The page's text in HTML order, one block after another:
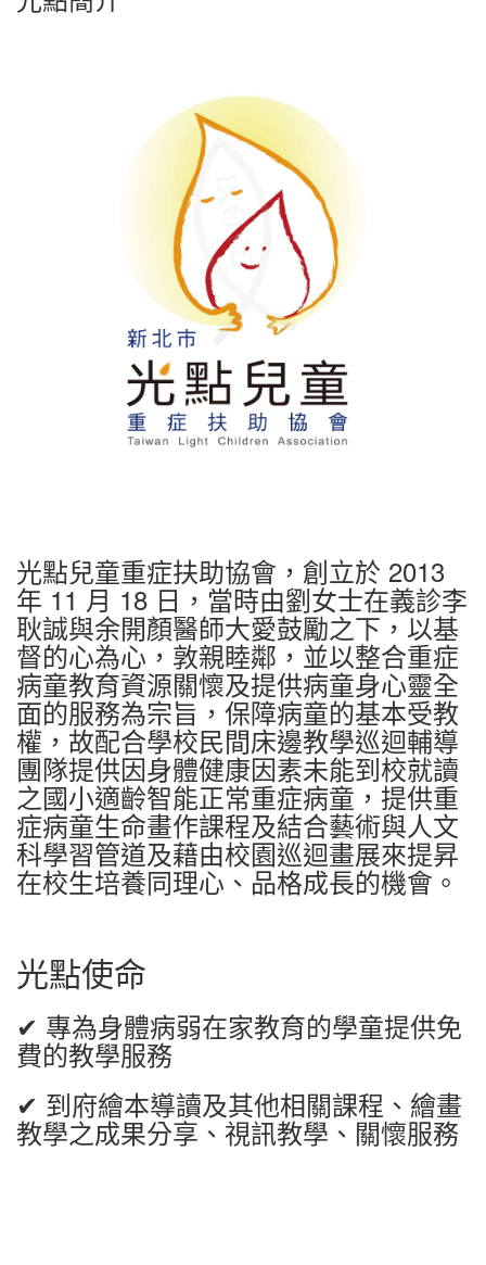
光點兒童重症扶助協會，創立於 2013
年 11 月 18 日，當時由劉女士在義診李
耿誠與余開顏醫師大愛鼓勵之下，以基
督的心為心，敦親睦鄰，並以整合重症
病童教育資源關懷及提供病童身心靈全
面的服務為宗旨，保障病童的基本受教
權，故配合學校民間床邊教學巡迴輔導
團隊提供因身體健康因素未能到校就讀
之國小適齡智能正常重症病童，提供重
症病童生命畫作課程及結合藝術與人文
科學習管道及藉由校園巡迴畫展來提昇
在校生培養同理心、品格成長的機會。
光點使命
✔ 專為身體病弱在家教育的學童提供免
費的教學服務
✔ 到府繪本導讀及其他相關課程、繪畫
教學之成果分享、視訊教學、關懷服務